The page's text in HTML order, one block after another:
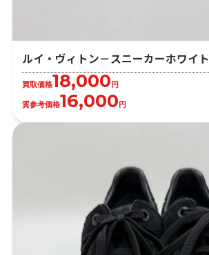
ルイ・ヴィトン－スニーカーホワイト
買取価格18,000 円
質参考価格16,000 円